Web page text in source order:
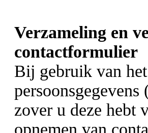
Verzameling en
contactformulier
Bij gebruik van
zover u deze hebt
opnemen van